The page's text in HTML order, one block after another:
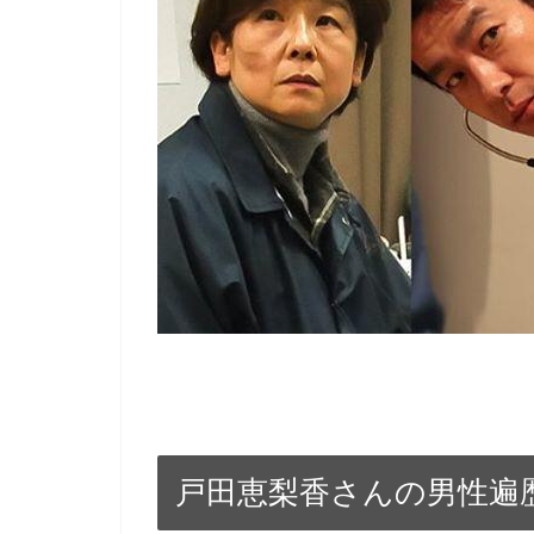
戸田恵梨香さんの男性遍